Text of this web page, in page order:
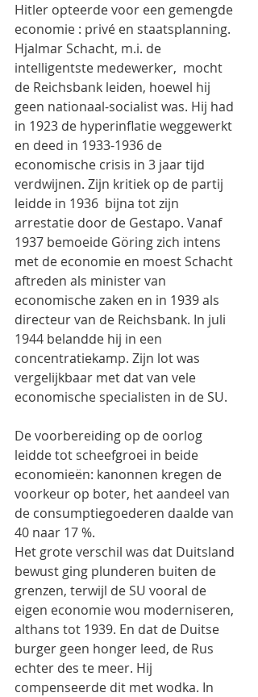
Hitler opteerde voor een gemengde
economie : privé en staatsplanning.
Hjalmar Schacht, m.i. de
intelligentste medewerker,  mocht
de Reichsbank leiden, hoewel hij
geen nationaal-socialist was. Hij had
in 1923 de hyperinflatie weggewerkt
en deed in 1933-1936 de
economische crisis in 3 jaar tijd
verdwijnen. Zijn kritiek op de partij
leidde in 1936  bijna tot zijn
arrestatie door de Gestapo. Vanaf
1937 bemoeide Göring zich intens
met de economie en moest Schacht
aftreden als minister van
economische zaken en in 1939 als
directeur van de Reichsbank. In juli
1944 belandde hij in een
concentratiekamp. Zijn lot was
vergelijkbaar met dat van vele
economische specialisten in de SU.
De voorbereiding op de oorlog
leidde tot scheefgroei in beide
economieën: kanonnen kregen de
voorkeur op boter, het aandeel van
de consumptiegoederen daalde van
40 naar 17 %.
Het grote verschil was dat Duitsland
bewust ging plunderen buiten de
grenzen, terwijl de SU vooral de
eigen economie wou moderniseren,
althans tot 1939. En dat de Duitse
burger geen honger leed, de Rus
echter des te meer. Hij
compenseerde dit met wodka. In